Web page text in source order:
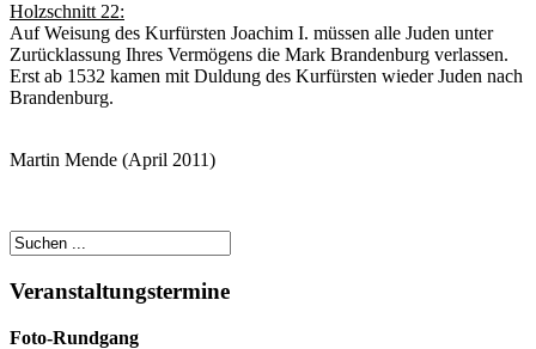
Holzschnitt 22:
Auf Weisung des Kurfürsten Joachim I. müssen alle Juden unter
Zurücklassung Ihres Vermögens die Mark Brandenburg verlassen.
Erst ab 1532 kamen mit Duldung des Kurfürsten wieder Juden nach
Brandenburg.
Martin Mende (April 2011)
Veranstaltungstermine
Foto-Rundgang